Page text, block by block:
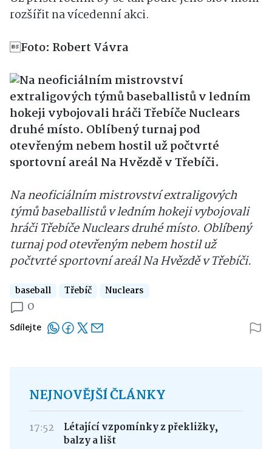
rozšířit na vícedenní akci.
Foto: Robert Vávra
Na neoficiálním mistrovství extraligových
týmů baseballistů v ledním hokeji vybojovali
hráči Třebíče Nuclears druhé místo. Oblíbený
turnaj pod otevřeným nebem hostil už
počtvrté sportovní areál Na Hvězdě v Třebíči.
baseball Třebíč Nuclears
0
Sdílejte
NEJNOVĚJŠÍ ČLÁNKY
17:52
Létající vzpomínky z překližky,
balzy a lišt